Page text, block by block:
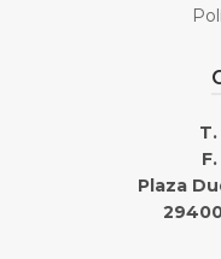
Plaza